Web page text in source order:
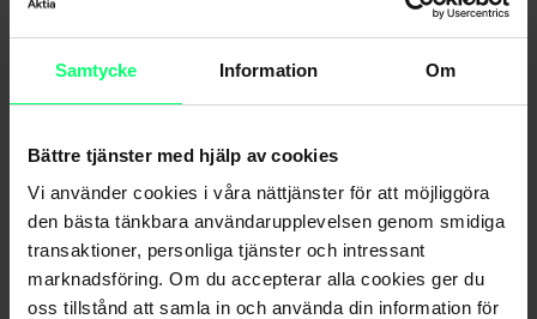
Samtycke Information Om
Bättre tjänster med hjälp av cookies
Vi använder cookies i våra nättjänster för att möjliggöra
den bästa tänkbara användarupplevelsen genom smidiga
transaktioner, personliga tjänster och intressant
marknadsföring. Om du accepterar alla cookies ger du
oss tillstånd att samla in och använda din information för
kännedomen om grenen. Handbollförbundet exporterar
med tanke på handbollens framtid och utvecklar
alla. Handbollförbundet är medlem i Internationella
handbollförbundet och Finlands olympiska kommitté. Med
blicken mot målet! Mer information: finnhandball.net.
Bilde högst upp: Kalle Parkkinen/Newspix
Bilden längst ner: Robert Lemberg